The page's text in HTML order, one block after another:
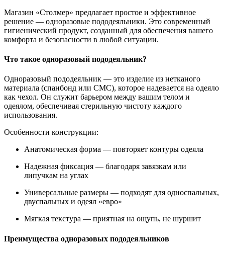
Магазин «Столмер» предлагает простое и эффективное
решение — одноразовые пододеяльники. Это современный
гигиенический продукт, созданный для обеспечения вашего
комфорта и безопасности в любой ситуации.
Что такое одноразовый пододеяльник?
Одноразовый пододеяльник — это изделие из нетканого
материала (спанбонд или СМС), которое надевается на одеяло
как чехол. Он служит барьером между вашим телом и
одеялом, обеспечивая стерильную чистоту каждого
использования.
Особенности конструкции:
Анатомическая форма — повторяет контуры одеяла
Надежная фиксация — благодаря завязкам или
липучкам на углах
Универсальные размеры — подходят для односпальных,
двуспальных и одеял «евро»
Мягкая текстура — приятная на ощупь, не шуршит
Преимущества одноразовых пододеяльников